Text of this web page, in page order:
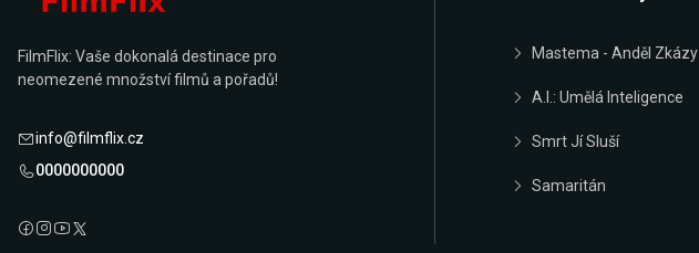
FilmFlix: Vaše dokonalá destinace pro
neomezené množství filmů a pořadů!
info@filmflix.cz
0000000000
Mastema - Anděl Zkázy
A.I.: Umělá Inteligence
Smrt Jí Sluší
Samaritán